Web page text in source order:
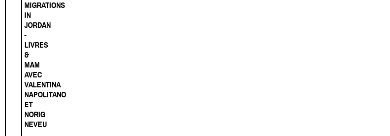
MIGRATIONS
IN
JORDAN
-
LIVRES
&
MAM
AVEC
VALENTINA
NAPOLITANO
ET
NORIG
NEVEU